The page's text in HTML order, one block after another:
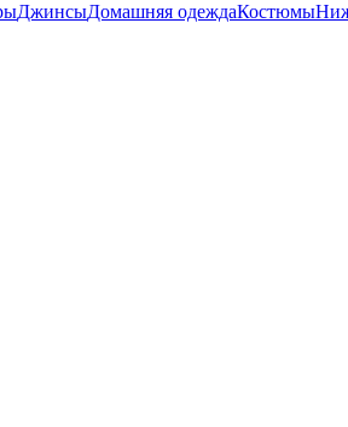
ДжинсыДомашняя одеждаКостюмы